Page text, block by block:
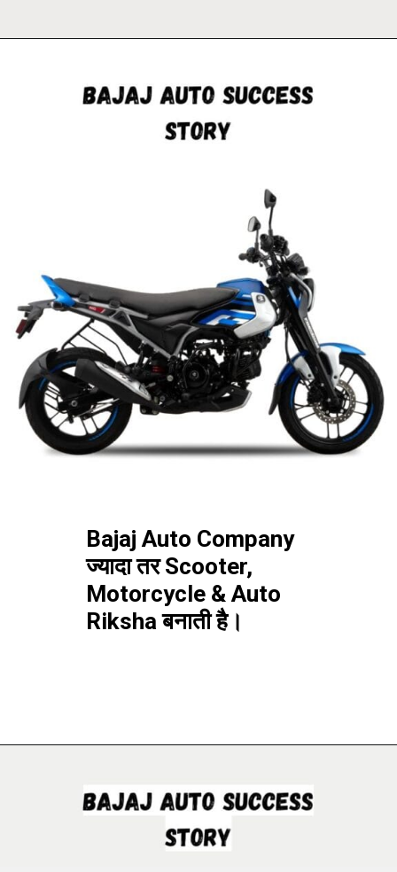
Bajaj Auto Company
ज्यादा तर Scooter,
Motorcycle & Auto
Riksha बनाती है।